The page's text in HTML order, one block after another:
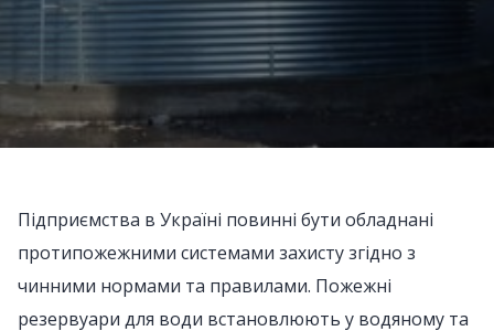
Підприємства в Україні повинні бути обладнані
протипожежними системами захисту згідно з
чинними нормами та правилами. Пожежні
резервуари для води встановлюють у водяному та